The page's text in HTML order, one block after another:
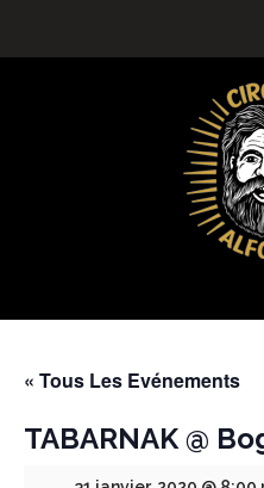
« Tous Les Evénements
TABARNAK @